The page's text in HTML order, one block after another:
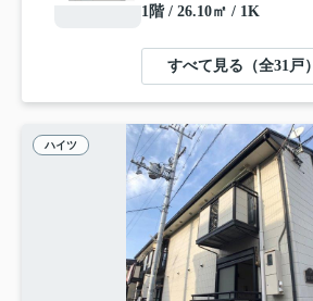
1階 / 26.10㎡ / 1K
すべて見る（全31戸）
ハイツ